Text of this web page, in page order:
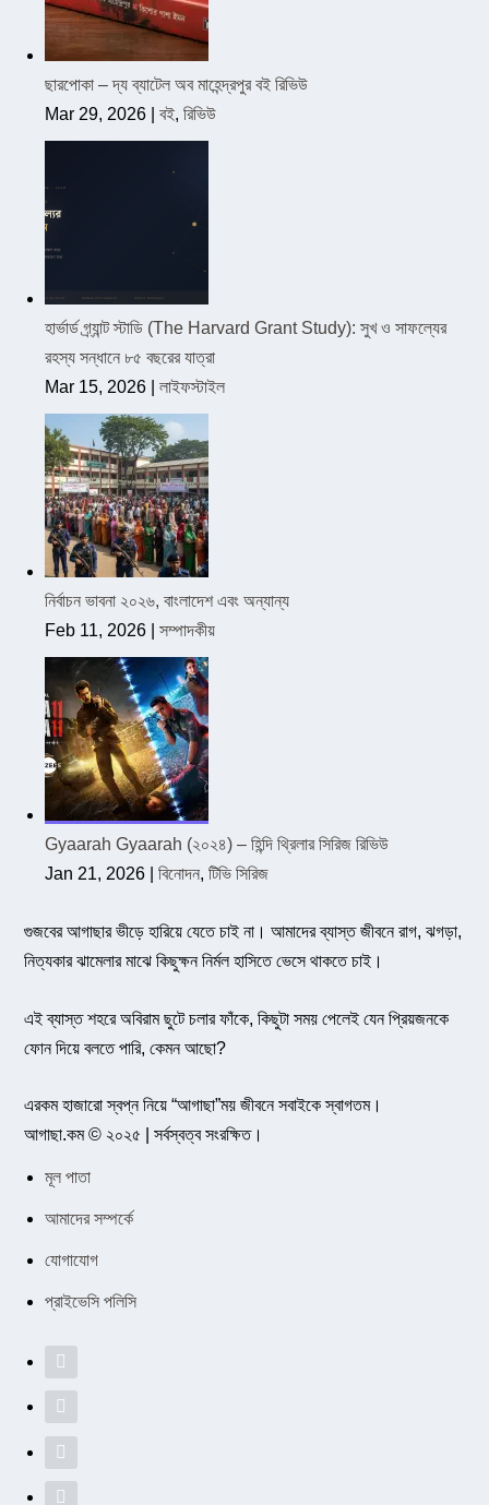
ছারপোকা – দ্য ব্যাটেল অব মাহেন্দ্রপুর বই রিভিউ
Mar 29, 2026| বই, রিভিউ
হার্ভার্ড গ্র্যান্ট স্টাডি (The Harvard Grant Study): সুখ ও সাফল্যের
রহস্য সন্ধানে ৮৫ বছরের যাত্রা
Mar 15, 2026| লাইফস্টাইল
নির্বাচন ভাবনা ২০২৬, বাংলাদেশ এবং অন্যান্য
Feb 11, 2026| সম্পাদকীয়
Gyaarah Gyaarah (২০২৪) – হিন্দি থ্রিলার সিরিজ রিভিউ
Jan 21, 2026| বিনোদন, টিভি সিরিজ
গুজবের আগাছার ভীড়ে হারিয়ে যেতে চাই না। আমাদের ব্যাস্ত জীবনে রাগ, ঝগড়া,
নিত্যকার ঝামেলার মাঝে কিছুক্ষন নির্মল হাসিতে ভেসে থাকতে চাই।
এই ব্যাস্ত শহরে অবিরাম ছুটে চলার ফাঁকে, কিছুটা সময় পেলেই যেন প্রিয়জনকে
ফোন দিয়ে বলতে পারি, কেমন আছো?
এরকম হাজারো স্বপ্ন নিয়ে “আগাছা”ময় জীবনে সবাইকে স্বাগতম।
আগাছা.কম © ২০২৫ | সর্বস্বত্ব সংরক্ষিত।
মূল পাতা
আমাদের সম্পর্কে
যোগাযোগ
প্রাইভেসি পলিসি